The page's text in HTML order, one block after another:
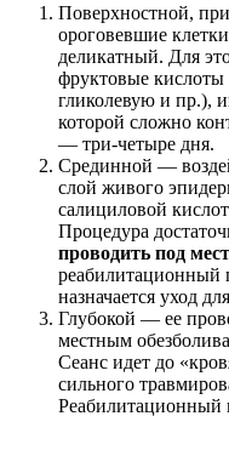
Поверхностной,
ороговевшие
деликатный. Для
фруктовые
гликолевую и пр.),
которой сложно
— три-четыре дня.
Срединной —
слой живого
салициловой
Процедура
проводить под
реабилитационный
назначается уход
Глубокой — ее
местным
Сеанс идет до
сильного
Реабилитационный